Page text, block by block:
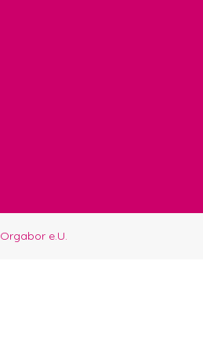
Orgabor e.U.